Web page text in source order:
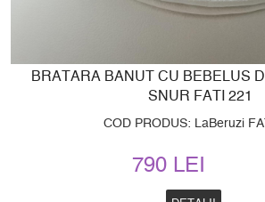
BRATARA BANUT CU BEBELUS
SNUR FATI 221
COD PRODUS: LaBeruzi
790 LEI